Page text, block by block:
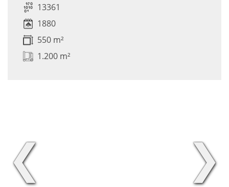
13361
1880
550 m²
1.200 m²
❮ ❯